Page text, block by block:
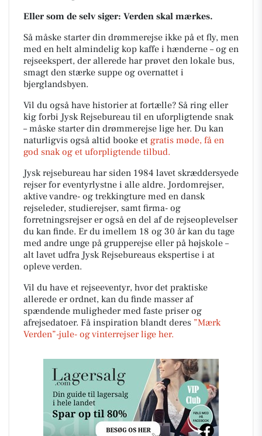
Eller som de selv siger: Verden skal mærkes.
Så måske starter din drømmerejse ikke på et fly, men
med en helt almindelig kop kaffe i hænderne – og en
rejseekspert, der allerede har prøvet den lokale bus,
smagt den stærke suppe og overnattet i
bjerglandsbyen.
Vil du også have historier at fortælle? Så ring eller
kig forbi Jysk Rejsebureau til en uforpligtende snak
– måske starter din drømmerejse lige her. Du kan
naturligvis også altid booke et gratis møde, få en
god snak og et uforpligtende tilbud.
Jysk rejsebureau har siden 1984 lavet skræddersyede
rejser for eventyrlystne i alle aldre. Jordomrejser,
aktive vandre- og trekkingture med en dansk
rejseleder, studierejser, samt firma- og
forretningsrejser er også en del af de rejseoplevelser
du kan finde. Er du imellem 18 og 30 år kan du tage
med andre unge på grupperejse eller på højskole –
alt lavet udfra Jysk Rejsebureaus ekspertise i at
opleve verden.
Vil du have et rejseeventyr, hvor det praktiske
allerede er ordnet, kan du finde masser af
spændende muligheder med faste priser og
afrejsedatoer. Få inspiration blandt deres ”Mærk
Verden”-jule- og vinterrejser lige her.